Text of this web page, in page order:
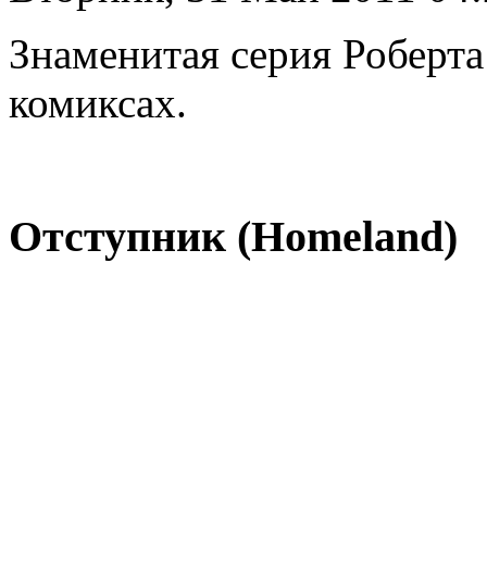
Знаменитая серия
комиксах.
Отступник (Homeland)